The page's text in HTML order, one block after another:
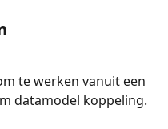
te werken vanuit een
datamodel koppeling.